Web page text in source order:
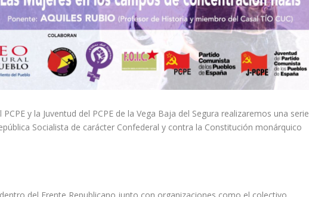
y la Juventud del PCPE de la Vega Baja del Segura realizaremos una serie
Socialista de carácter Confederal y contra la Constitución monárquico